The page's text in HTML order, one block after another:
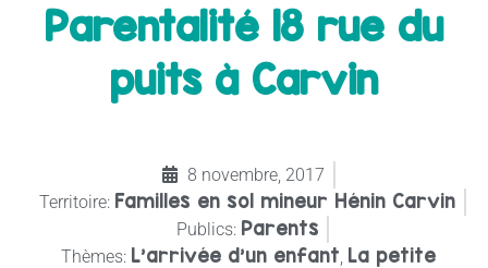
Parentalité 18 rue du
puits à Carvin
8 novembre, 2017
Territoire: Familles en sol mineur Hénin Carvin
Publics: Parents
Thèmes: L'arrivée d'un enfant La petite